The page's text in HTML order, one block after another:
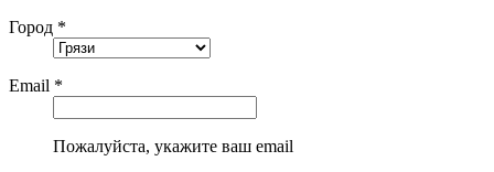
Город *
Email *
Пожалуйста, укажите ваш email